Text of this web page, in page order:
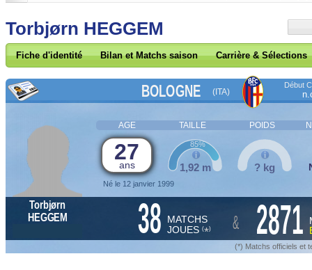
Torbjørn HEGGEM
Fiche d'identité Bilan et Matchs saison Carrière & Sélections
BOLOGNE (ITA)
Début
AGE TAILLE POIDS
27
ans
Né le 12 janvier 1999
1,92 m
85%
? kg
Torbjørn
HEGGEM
38 MATCHS
JOUES (*) & 2871
(*) Matchs officiels et